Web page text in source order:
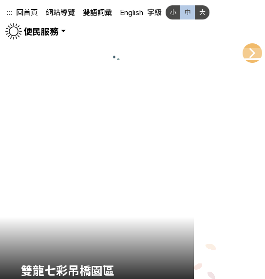
::: 回首頁 網站導覽 雙語詞彙 English 字級 小 中 大
便民服務
雙龍七彩吊橋園區